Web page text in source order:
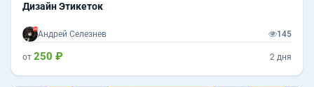
Дизайн Этикеток
Андрей Селезнев 145
от 250 ₽ 2 дня